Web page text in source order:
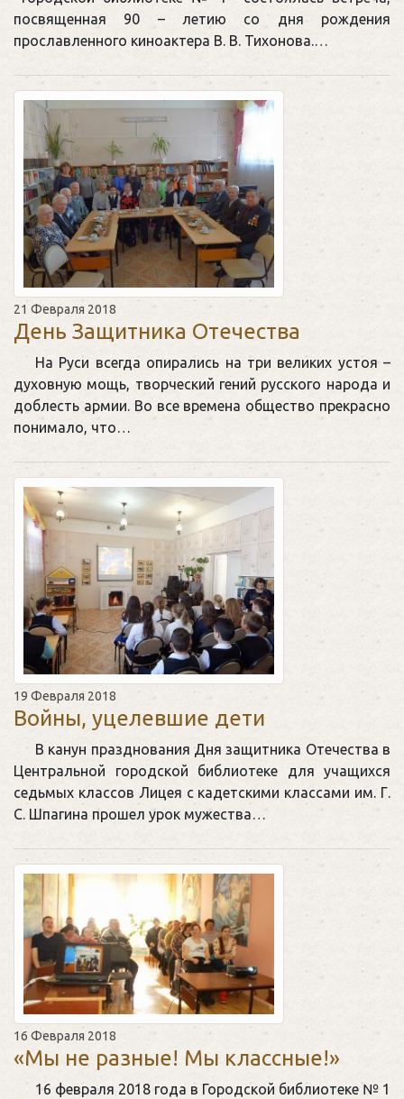
посвященная 90 – летию со дня рождения
прославленного киноактера В. В. Тихонова.…
21 Февраля 2018
День Защитника Отечества
На Руси всегда опирались на три великих устоя –
духовную мощь, творческий гений русского народа и
доблесть армии. Во все времена общество прекрасно
понимало, что…
19 Февраля 2018
Войны, уцелевшие дети
В канун празднования Дня защитника Отечества в
Центральной городской библиотеке для учащихся
седьмых классов Лицея с кадетскими классами им. Г.
С. Шпагина прошел урок мужества…
16 Февраля 2018
«Мы не разные! Мы классные!»
16 февраля 2018 года в Городской библиотеке № 1